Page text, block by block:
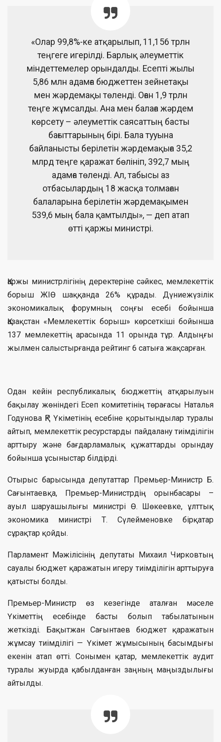
«Олар 99,8%-ке атқарылып, 11,156 трлн
теңгеге игерілді. Барлық әлеуметтік
міндеттемелер орындалды. Есепті жылы
5,86 млн адамға бюджеттен зейнетақы
мен жәрдемақы төленді. Оған 1,9 трлн
теңге жұмсалды. Ана мен балаға жәрдем
көрсету – әлеуметтік саясаттың басты
бағыттарының бірі. Бала тууына
байланысты берілетін жәрдемақыға 35,2
млрд теңге қаражат бөлініп, 392,7 мың
адамға төленді. Ал, табысы аз
отбасылардың 18 жасқа толмаған
балаларына берілетін жәрдемақымен
539,6 мың бала қамтылды», — деп атап
өтті қаржы министрі.
Қаржы министрлігінің деректеріне сәйкес, мемлекеттік
борыш ЖІӨ шаққанда 26% құрады. Дүниежүзілік
экономикалық форумның соңғы есебі бойынша
Қазақстан «Мемлекеттік борыш» көрсеткіші бойынша
137 мемлекеттің арасында 11 орында тұр. Алдыңғы
жылмен салыстырғанда рейтинг 6 сатыға жақсарған.
Одан кейін республикалық бюджеттің атқарылуын
бақылау жөніндегі Есеп комитетінің төрағасы Наталья
Годунова ҚР Үкіметінің есебіне қорытындылар туралы
айтып, мемлекеттік ресурстарды пайдалану тиімділігін
арттыру және бағдарламалық құжаттарды орындау
бойынша ұсыныстар білдірді.
Отырыс барысында депутаттар Премьер-Министр Б.
Сағынтаевқа, Премьер-Министрдің орынбасары –
ауыл шаруашылығы министрі Ө. Шөкеевке, ұлттық
экономика министрі Т. Сүлейменовке бірқатар
сұрақтар қойды.
Парламент Мәжілісінің депутаты Михаил Чирковтың
сауалы бюджет қаражатын игеру тиімділігін арттыруға
қатысты болды.
Премьер-Министр өз кезегінде аталған мәселе
Үкіметтің есебінде басты болып табылатынын
жеткізді. Бақытжан Сағынтаев бюджет қаражатын
жұмсау тиімділігі — Үкімет жұмысының басымдығы
екенін атап өтті. Сонымен қатар, мемлекеттік аудит
туралы жуырда қабылданған заңның маңыздылығы
айтылды.